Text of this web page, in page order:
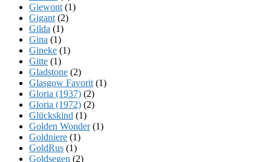
Giewont (1)
Gigant (2)
Gilda (1)
Gina (1)
Gineke (1)
Gitte (1)
Gladstone (2)
Glasgow Favorit (1)
Gloria (1937) (2)
Gloria (1972) (2)
Glückskind (1)
Golden Wonder(1)
Goldniere (1)
GoldRus (1)
Goldsegen (2)